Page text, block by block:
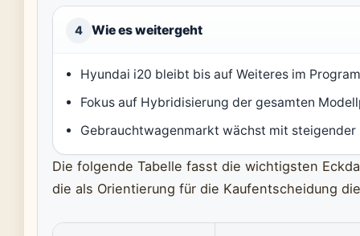
4 Wie es weitergeht
Hyundai i20 bleibt bis auf Weiteres im
Fokus auf Hybridisierung der gesamten
Gebrauchtwagenmarkt wächst mit steigender
Die folgende Tabelle fasst die wichtigsten
die als Orientierung für die Kaufentscheidung